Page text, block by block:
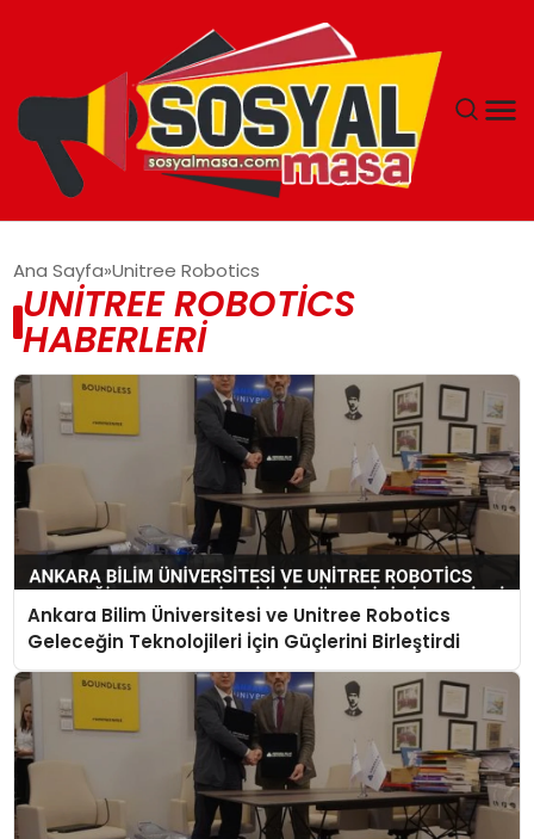
EKONOMI
GÜNCEL
TEKNOLOJI
SPOR
GÜNDEM
MAGAZIN
Ana Sayfa Unitree Robotics
UNITREE ROBOTICS
HABERLERI
Ankara Bilim Üniversitesi ve Unitree Robotics
Geleceğin Teknolojileri İçin Güçlerini Birleştirdi